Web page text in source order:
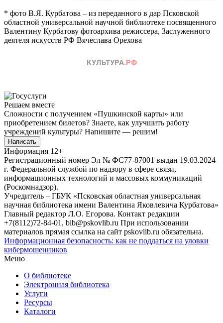
* фото В.Я. Курбатова – из переданного в дар Псковской
областной универсальной научной библиотеке посвященного
Валентину Курбатову фотоархива режиссера, Заслуженного
деятеля искусств РФ Вячеслава Орехова
Решаем вместе
Сложности с получением «Пушкинской карты» или
приобретением билетов? Знаете, как улучшить работу
учреждений культуры? Напишите — решим!
Написать
Информация 12+
Регистрационный номер Эл № ФС77-87001 выдан 19.03.2024
г. Федеральной службой по надзору в сфере связи,
информационных технологий и массовых коммуникаций
(Роскомнадзор).
Учредитель – ГБУК «Псковская областная универсальная
научная библиотека имени Валентина Яковлевича Курбатова»
Главный редактор Л.О. Егорова. Контакт редакции
+7(8112)72-84-01, bib@pskovlib.ru При использовании
материалов прямая ссылка на сайт pskovlib.ru обязательна.
Информационная безопасность: как не поддаться на уловки
кибермошенников
Меню
О библиотеке
Электронная библиотека
Услуги
Ресурсы
Каталоги